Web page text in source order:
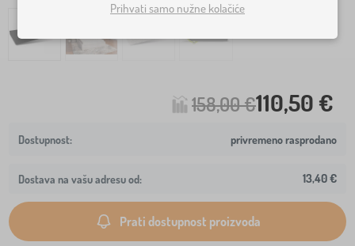
158,00 €110,50 €
privremeno rasprodano
Dostava na vašu adresu od: 13,40 €
Prati dostupnost proizvoda
Prihvati samo nužne kolačiće